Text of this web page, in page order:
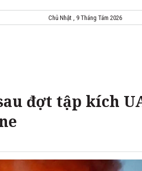
Chủ Nhật , 9 Tháng Tám 2026
đợt tập kích